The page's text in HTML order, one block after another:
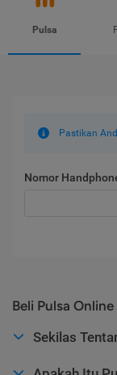
Pulsa
Pastikan
Nomor
Beli Pulsa Online
Sekilas